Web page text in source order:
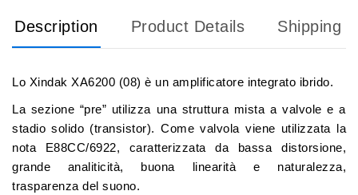
Description Product Details Shipping
Lo Xindak XA6200 (08) è un amplificatore integrato ibrido.
La sezione “pre” utilizza una struttura mista a valvole e a
stadio solido (transistor). Come valvola viene utilizzata la
nota E88CC/6922, caratterizzata da bassa distorsione,
grande analiticità, buona linearità e naturalezza,
trasparenza del suono.